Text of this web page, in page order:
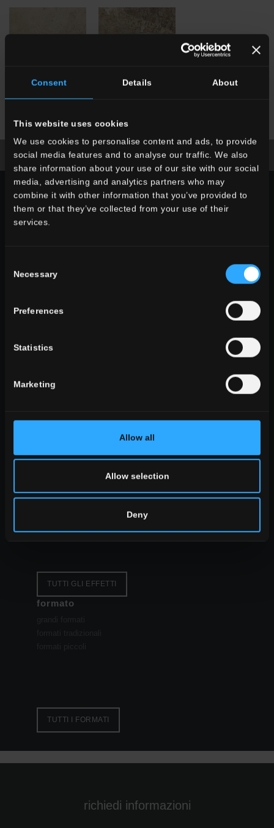
Consent Details About
This website uses cookies
We use cookies to personalise content and ads, to provide
social media features and to analyse our traffic. We also
share information about your use of our site with our social
media, advertising and analytics partners who may
combine it with other information that you’ve provided to
them or that they’ve collected from your use of their
services.
Selection
Necessary
Preferences
Statistics
Marketing
Allow all
Allow selection
Deny
SDMBorgogna
scarica la brochure richiedi informazioni
SCEGLI UNA COLLEZIONE PER:
utilizzo
dining
camera
legno look
TUTTI GLI EFFETTI
formato
TUTTI I FORMATI
richiedi informazioni